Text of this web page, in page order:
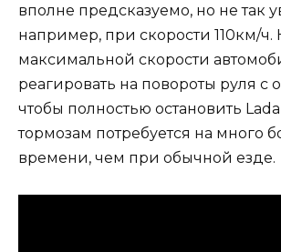
вполне предсказуемо, но не так
например, при скорости 110км/ч.
максимальной скорости
реагировать на повороты руля с
чтобы полностью остановить
тормозам потребуется на много
времени, чем при обычной езде.